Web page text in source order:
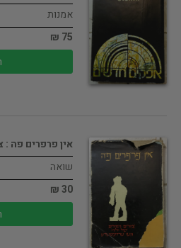
אמנות
75 ₪
אין פרפרים פה :
שואה
30 ₪